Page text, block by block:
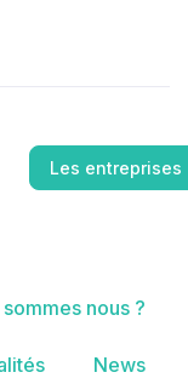
Les
sommes nous ?
News